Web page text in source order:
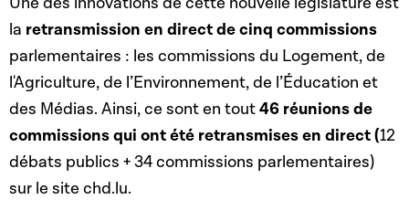
la retransmission en direct de cinq commissions
parlementaires : les commissions du Logement, de
l'Agriculture, de l’Environnement, de l’Éducation et
des Médias. Ainsi, ce sont en tout46 réunions de
commissions qui ont été retransmises en direct (12
débats publics + 34 commissions parlementaires)
sur le site chd.lu.